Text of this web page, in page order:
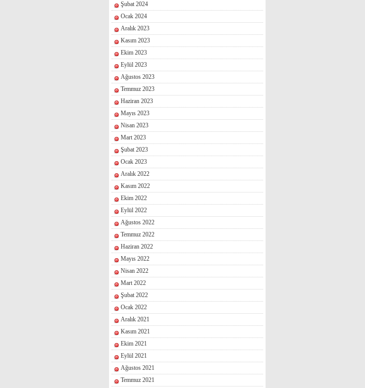
Şubat 2024
Ocak 2024
Aralık 2023
Kasım 2023
Ekim 2023
Eylül 2023
Ağustos 2023
Temmuz 2023
Haziran 2023
Mayıs 2023
Nisan 2023
Mart 2023
Şubat 2023
Ocak 2023
Aralık 2022
Kasım 2022
Ekim 2022
Eylül 2022
Ağustos 2022
Temmuz 2022
Haziran 2022
Mayıs 2022
Nisan 2022
Mart 2022
Şubat 2022
Ocak 2022
Aralık 2021
Kasım 2021
Ekim 2021
Eylül 2021
Ağustos 2021
Temmuz 2021